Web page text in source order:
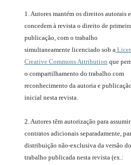
1. Autores mantém os direitos autorais e
concedem à revista o direito de
publicação, com o trabalho
simultaneamente licenciado sob a
Creative Commons Attribution que
o compartilhamento do trabalho com
reconhecimento da autoria e publicação
inicial nesta revista.
2. Autores têm autorização para assumir
contratos adicionais separadamente,
distribuição não-exclusiva da versão do
trabalho publicada nesta revista (ex.: